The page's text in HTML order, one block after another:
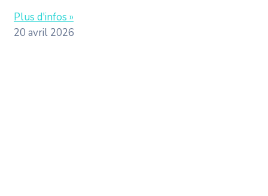
Plus d'infos »
20 avril 2026